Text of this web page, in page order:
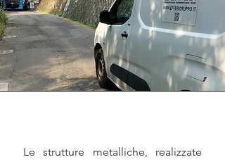
Le strutture metalliche, realizzate